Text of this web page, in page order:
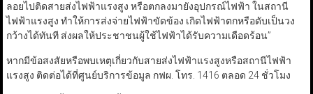
ลอยไปติดสายส่งไฟฟ้าแรงสูง หรือตกลงมายังอุปกรณ์ไฟฟ้า ในสถานี
ไฟฟ้าแรงสูง ทำให้การส่งจ่ายไฟฟ้าขัดข้อง เกิดไฟฟ้าตกหรือดับเป็นวง
กว้างได้ทันที ส่งผลให้ประชาชนผู้ใช้ไฟฟ้าได้รับความเดือดร้อน”
หากมีข้อสงสัยหรือพบเหตุเกี่ยวกับสายส่งไฟฟ้าแรงสูงหรือสถานีไฟฟ้า
แรงสูง ติดต่อได้ที่ศูนย์บริการข้อมูล กฟผ. โทร. 1416 ตลอด 24 ชั่วโมง